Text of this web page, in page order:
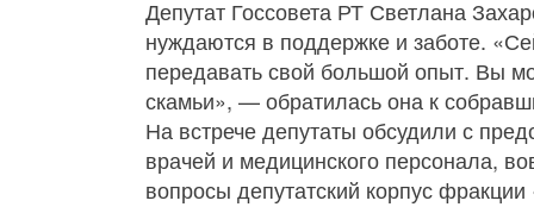
Депутат Госсовета РТ Светлана
нуждаются в поддержке и заботе.
передавать свой большой опыт. Вы
скамьи», — обратилась она к
На встрече депутаты обсудили с
врачей и медицинского персонала,
вопросы депутатский корпус